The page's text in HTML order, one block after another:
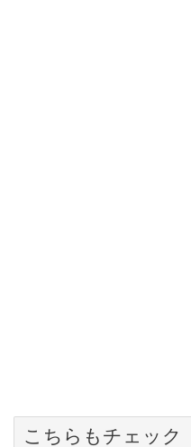
こちらもチェック